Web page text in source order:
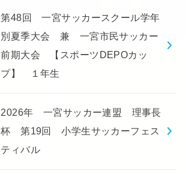
第48回 一宮サッカースクール学年
別夏季大会 兼 一宮市民サッカー
前期大会 【スポーツDEPOカッ
プ】 １年生
2026年 一宮サッカー連盟 理事長
杯 第19回 小学生サッカーフェス
ティバル